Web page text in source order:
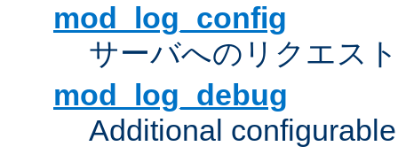
mod_log_config
サーバへのリクエス
mod_log_debug
Additional